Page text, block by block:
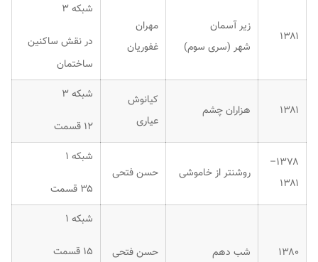
۱۳۸۱
زیر آسمان
شهر (سری سوم)
مهران
غفوریان
شبکه ۳
در نقش ساکنین
ساختمان
۱۳۸۱ هزاران چشم
کیانوش
عیاری
شبکه ۳
۱۲ قسمت
۱۳۷۸–
۱۳۸۱
روشنتر از خاموشی حسن فتحی
شبکه ۱
۳۵ قسمت
۱۳۸۰ شب دهم حسن فتحی
شبکه ۱
۱۵ قسمت